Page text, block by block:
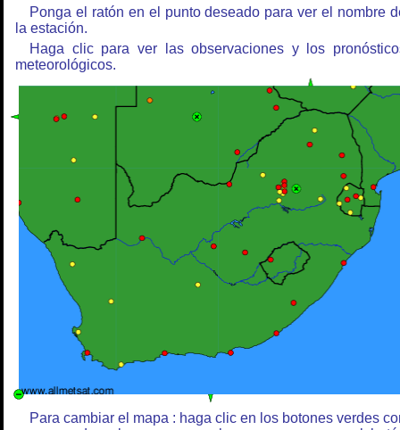
Ponga el ratón en el punto deseado para ver el nombre
la estación.
Haga clic para ver las observaciones y los
meteorológicos.
Para cambiar el mapa : haga clic en los botones verdes